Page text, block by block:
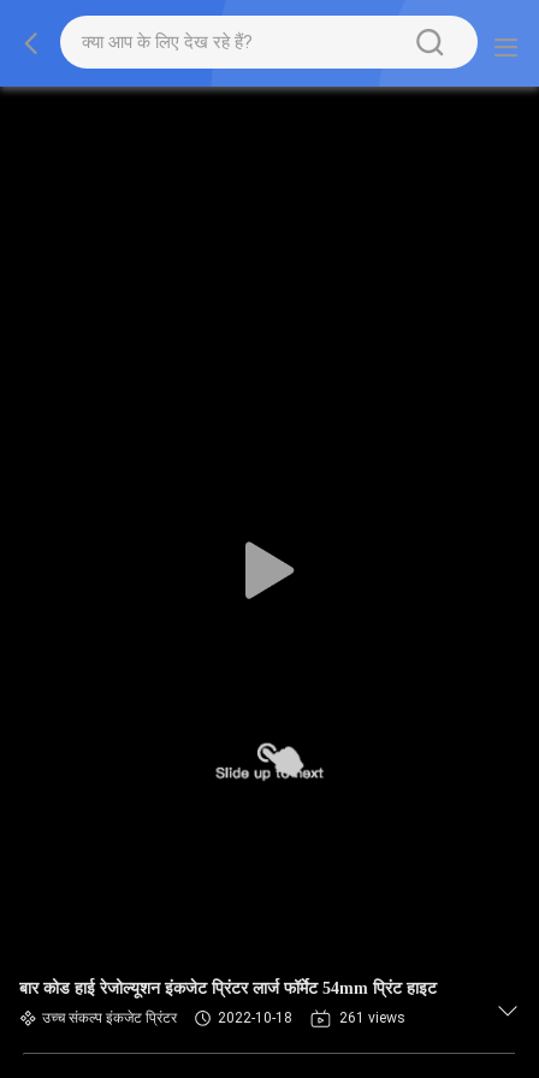
बार कोड हाई रेजोल्यूशन इंकजेट प्रिंटर लार्ज फॉर्मेट 54mm प्रिंट हाइट
उच्च संकल्प इंकजेट प्रिंटर 2022-10-18 261 views